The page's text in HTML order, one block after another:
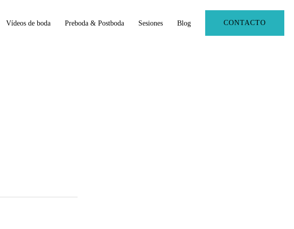
Vídeos de boda Preboda & Postboda Sesiones Blog CONTACTO